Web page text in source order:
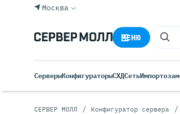
Москва
МЕНЮ
СерверыКонфигураторыСХДСеть
СЕРВЕР МОЛЛ / Конфигуратор сервера /